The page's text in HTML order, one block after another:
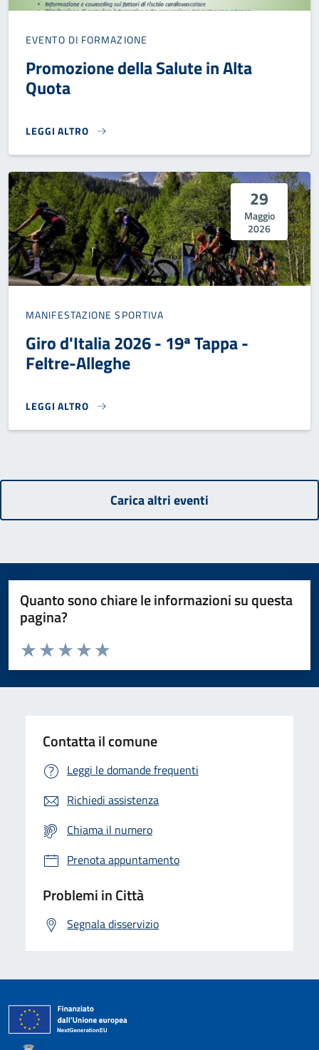
EVENTO DI FORMAZIONE
Promozione della Salute in Alta
Quota
LEGGI ALTRO
PROMOZIONE DELLA SALUTE IN ALTA QUOTA}
29
Maggio
2026
MANIFESTAZIONE SPORTIVA
Giro d'Italia 2026 - 19ª Tappa -
Feltre-Alleghe
LEGGI ALTRO
GIRO D'ITALIA 2026 - 19ª TAPPA - FELTRE-ALLEGHE}
Carica altri eventi
Quanto sono chiare le informazioni su questa
pagina?
Domanda
Valuta da 1 a 5 stelle la pagina
Valuta 5 stelle su 5
Valuta 4 stelle su 5
Valuta 3 stelle su 5
Valuta 2 stelle su 5
Valuta 1 stelle su 5
Contatta il comune
Leggi le domande frequenti
Richiedi assistenza
Chiama il numero
Prenota appuntamento
Problemi in Città
Segnala disservizio